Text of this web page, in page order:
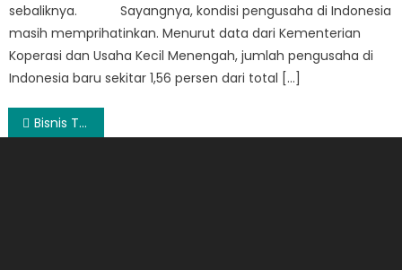
sebaliknya. Sayangnya, kondisi pengusaha di Indonesia
masih memprihatinkan. Menurut data dari Kementerian
Koperasi dan Usaha Kecil Menengah, jumlah pengusaha di
Indonesia baru sekitar 1,56 persen dari total […]
Post
Bisnis Tanpa Modal